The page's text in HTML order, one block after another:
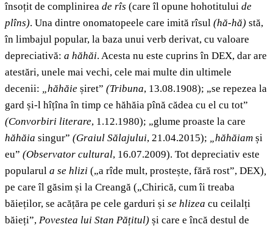
însoțit de complinirea de rîs (care îl opune hohotitului de
plîns). Una dintre onomatopeele care imită rîsul (hă-hă) stă,
în limbajul popular, la baza unui verb derivat, cu valoare
depreciativă: a hăhăi. Acesta nu este cuprins în DEX, dar are
atestări, unele mai vechi, cele mai multe din ultimele
decenii: „hăhăie șiret” (Tribuna, 13.08.1908); „se repezea la
gard și-l hîțîna în timp ce hăhăia pînă cădea cu el cu tot”
(Convorbiri literare, 1.12.1980); „glume proaste la care
hăhăia singur” (Graiul Sălajului, 21.04.2015); „hăhăiam și
eu” (Observator cultural, 16.07.2009). Tot depreciativ este
popularul a se hlizi („a rîde mult, prostește, fără rost”, DEX),
pe care îl găsim și la Creangă („Chirică, cum îi treaba
băieților, se acățăra pe cele garduri și se hlizea cu ceilalți
băieți”, Povestea lui Stan Pățitul) și care e încă destul de